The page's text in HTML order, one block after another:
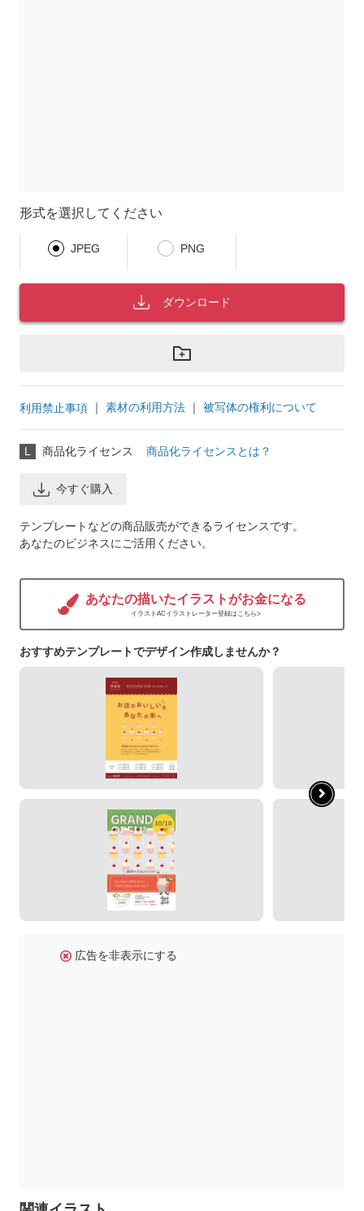
形式を選択してください
JPEG PNG
ダウンロード
利用禁止事項 ｜ 素材の利用方法 ｜ 被写体の権利について
L 商品化ライセンス 商品化ライセンスとは？
今すぐ購入
テンプレートなどの商品販売ができるライセンスです。
あなたのビジネスにご活用ください。
あなたの描いたイラストがお金になる
イラストACイラストレーター登録はこちら>
おすすめテンプレートでデザイン作成しませんか？
広告を非表示にする